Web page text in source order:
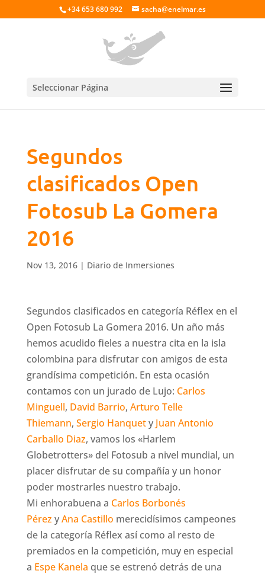
+34 653 680 992 sacha@enelmar.es
Seleccionar Página
Segundos
clasificados Open
Fotosub La Gomera
2016
Nov 13, 2016| Diario de Inmersiones
Segundos clasificados en categoría Réflex en el
Open Fotosub La Gomera 2016. Un año más
hemos acudido fieles a nuestra cita en la isla
colombina para disfrutar con amigos de esta
grandísima competición. En esta ocasión
contamos con un jurado de Lujo: Carlos
Minguell, David Barrio, Arturo Telle
Thiemann, Sergio Hanquety Juan Antonio
Carballo Diaz, vamos los «Harlem
Globetrotters» del Fotosub a nivel mundial, un
placer disfrutar de su compañía y un honor
poder mostrarles nuestro trabajo.
Mi enhorabuena a Carlos Borbonés
Pérez yAna Castillo merecidísimos campeones
de la categoría Réflex así como al resto de
premiados en la competición, muy en especial
a Espe Kanela que se estrenó detrás de una